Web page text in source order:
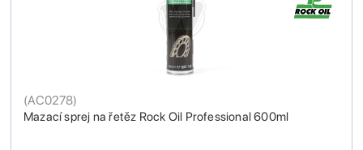
Mazací sprej na řetěz Rock Oil Professional 600ml
(AC0278)